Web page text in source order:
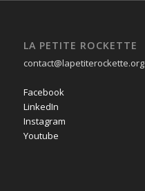
LA PETITE ROCKETTE
contact@lapetiterockette.org
Facebook
LinkedIn
Instagram
Youtube